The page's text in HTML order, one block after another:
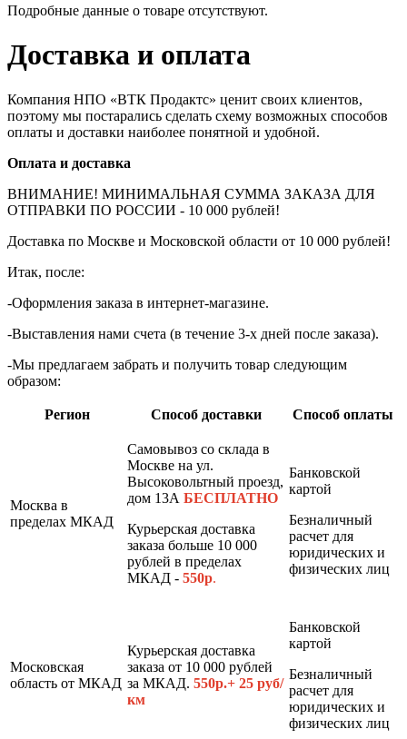
Подробные данные о товаре отсутствуют.
Доставка и оплата
Компания НПО «ВТК Продактс» ценит своих клиентов,
поэтому мы постарались сделать схему возможных способов
оплаты и доставки наиболее понятной и удобной.
Оплата и доставка
ВНИМАНИЕ! МИНИМАЛЬНАЯ СУММА ЗАКАЗА ДЛЯ
ОТПРАВКИ ПО РОССИИ - 10 000 рублей!
Доставка по Москве и Московской области от 10 000 рублей!
Итак, после:
-Оформления заказа в интернет-магазине.
-Выставления нами счета (в течение 3-х дней после заказа).
-Мы предлагаем забрать и получить товар следующим
образом:
Регион Способ доставки Способ оплаты
Москва в
пределах МКАД
Самовывоз со склада в
Москве на ул.
Высоковольтный проезд,
дом 13А БЕСПЛАТНО
Курьерская доставка
заказа больше 10 000
рублей в пределах
МКАД - 550р.
Банковской
картой
Безналичный
расчет для
юридических и
физических лиц
Московская
область от МКАД
Курьерская доставка
заказа от 10 000 рублей
за МКАД. 550р.+ 25 руб/
км
Банковской
картой
Безналичный
расчет для
юридических и
физических лиц